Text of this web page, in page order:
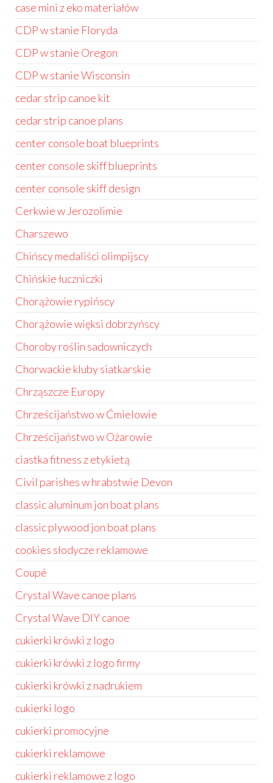
case mini z eko materiałów
CDP w stanie Floryda
CDP w stanie Oregon
CDP w stanie Wisconsin
cedar strip canoe kit
cedar strip canoe plans
center console boat blueprints
center console skiff blueprints
center console skiff design
Cerkwie w Jerozolimie
Charszewo
Chińscy medaliści olimpijscy
Chińskie łuczniczki
Chorążowie rypińscy
Chorążowie więksi dobrzyńscy
Choroby roślin sadowniczych
Chorwackie kluby siatkarskie
Chrząszcze Europy
Chrześcijaństwo w Ćmielowie
Chrześcijaństwo w Ożarowie
ciastka fitness z etykietą
Civil parishes w hrabstwie Devon
classic aluminum jon boat plans
classic plywood jon boat plans
cookies słodycze reklamowe
Coupé
Crystal Wave canoe plans
Crystal Wave DIY canoe
cukierki krówki z logo
cukierki krówki z logo firmy
cukierki krówki z nadrukiem
cukierki logo
cukierki promocyjne
cukierki reklamowe
cukierki reklamowe z logo